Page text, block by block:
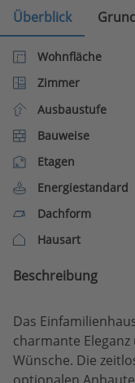
Überblick
Wohnfläche
Zimmer
Ausbaustufe
Bauweise
Etagen
Energiestandard
Dachform
Hausart
Beschreibung
Das
charmante
Wünsche. Die